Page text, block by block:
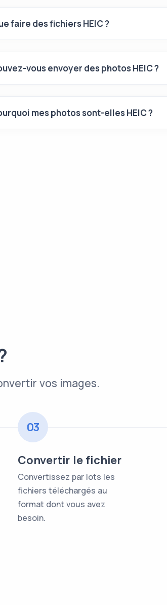
faire des fichiers HEIC ?
vous envoyer des photos HEIC ?
mes photos sont-elles HEIC ?
vos images.
03
Convertir le fichier
Convertissez par lots les
fichiers téléchargés au
format dont vous avez
besoin.